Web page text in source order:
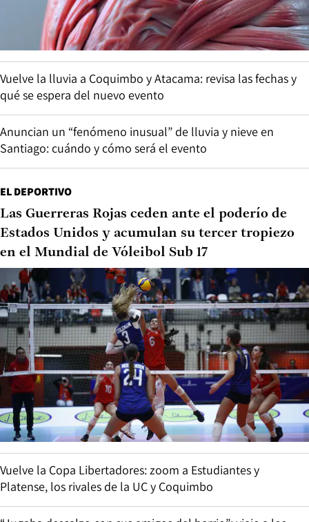
Vuelve la lluvia a Coquimbo y Atacama: revisa las fechas y
qué se espera del nuevo evento
Anuncian un “fenómeno inusual” de lluvia y nieve en
Santiago: cuándo y cómo será el evento
EL DEPORTIVO
Las Guerreras Rojas ceden ante el poderío de
Estados Unidos y acumulan su tercer tropiezo
en el Mundial de Vóleibol Sub 17
Vuelve la Copa Libertadores: zoom a Estudiantes y
Platense, los rivales de la UC y Coquimbo